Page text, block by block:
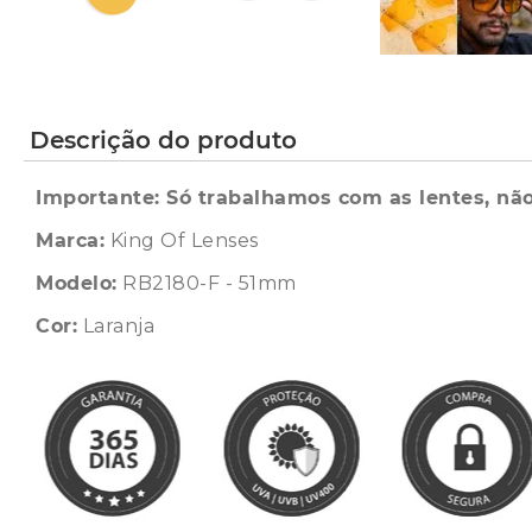
Descrição do produto
Importante: Só trabalhamos com as lentes,
Marca: King Of Lenses
Modelo: RB2180-F - 51mm
Cor: Laranja